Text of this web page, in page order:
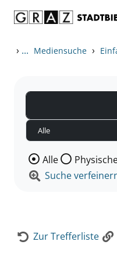
› ... Mediensuche ›
Wählen Sie die
Alle
Suche
Zur Trefferliste